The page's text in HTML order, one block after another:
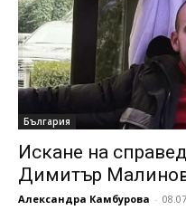
България
Искане на
Димитър
Александра Камбурова -